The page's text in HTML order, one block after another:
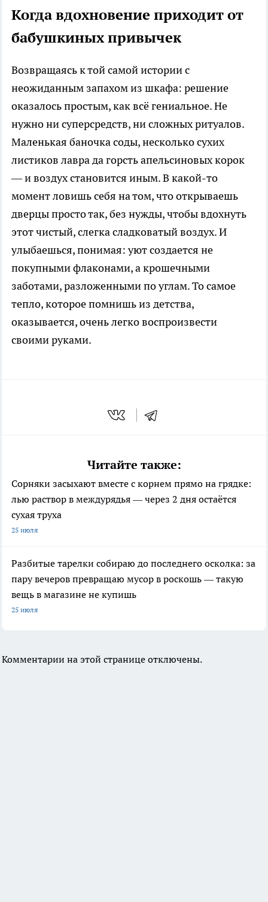
Когда вдохновение приходит от
бабушкиных привычек
Возвращаясь к той самой истории с
неожиданным запахом из шкафа: решение
оказалось простым, как всё гениальное. Не
нужно ни суперсредств, ни сложных ритуалов.
Маленькая баночка соды, несколько сухих
листиков лавра да горсть апельсиновых корок
— и воздух становится иным. В какой-то
момент ловишь себя на том, что открываешь
дверцы просто так, без нужды, чтобы вдохнуть
этот чистый, слегка сладковатый воздух. И
улыбаешься, понимая: уют создается не
покупными флаконами, а крошечными
заботами, разложенными по углам. То самое
тепло, которое помнишь из детства,
оказывается, очень легко воспроизвести
своими руками.
Читайте также:
Сорняки засыхают вместе с корнем прямо на грядке:
лью раствор в междурядья — через 2 дня остаётся
сухая труха
25 июля
Разбитые тарелки собираю до последнего осколка: за
пару вечеров превращаю мусор в роскошь — такую
вещь в магазине не купишь
25 июля
Комментарии на этой странице отключены.